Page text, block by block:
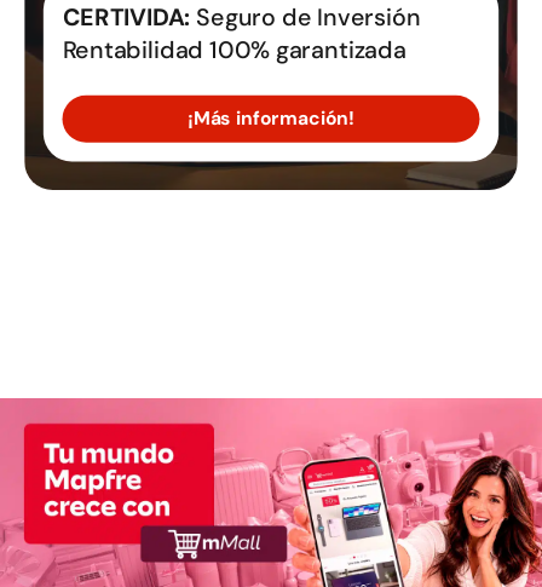
CERTIVIDA: Seguro de Inversión
Rentabilidad 100% garantizada
¡Más información!